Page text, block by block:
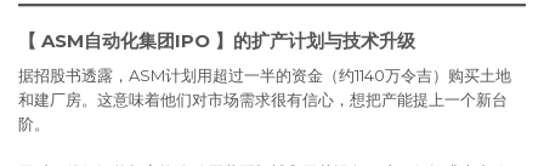
【 ASM自动化集团IPO 】的扩产计划与技术升级
据招股书透露，ASM计划用超过一半的资金（约1140万令吉）购买土地
和建厂房。这意味着他们对市场需求很有信心，想把产能提上一个新台
阶。